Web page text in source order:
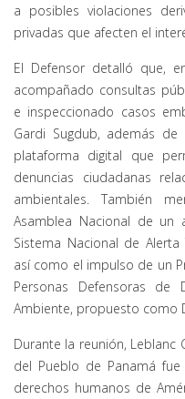
a posibles violaciones
privadas que afecten el
El Defensor detalló que,
acompañado consultas
e inspeccionado casos
Gardi Sugdub, además
plataforma digital que
denuncias ciudadanas
ambientales. También
Asamblea Nacional de
Sistema Nacional de
así como el impulso de un
Personas Defensoras de
Ambiente, propuesto como
Durante la reunión, Leblanc
del Pueblo de Panamá
derechos humanos de